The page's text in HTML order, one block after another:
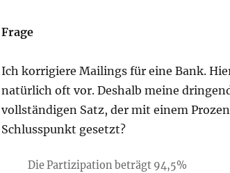
Frage
Ich korrigiere Mailings für eine Bank.
natürlich oft vor. Deshalb meine
vollständigen Satz, der mit einem
Schlusspunkt gesetzt?
Die Partizipation beträgt 94,5%